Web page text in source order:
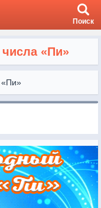
Поиск
«Пи»
«Пи»